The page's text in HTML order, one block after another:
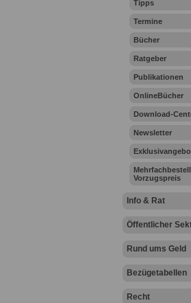
Tipps
Termine
Bücher
Ratgeber
Publikationen
OnlineBücher
Download-
Newsletter
Vorzugspreis
Info & Rat
Öffentlicher
Rund ums Geld
Bezügetabellen
Recht